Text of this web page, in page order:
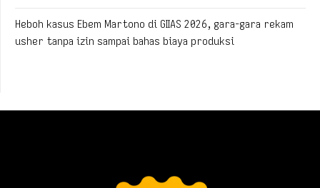
Heboh kasus Ebem Martono di GIIAS 2026, gara-gara rekam
usher tanpa izin sampai bahas biaya produksi